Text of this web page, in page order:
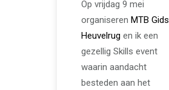
Op vrijdag 9 mei
organiseren MTB Gids
Heuvelrug en ik een
gezellig Skills event
waarin aandacht
besteden aan het